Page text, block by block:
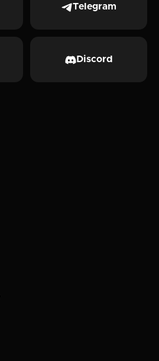
Telegram
Discord